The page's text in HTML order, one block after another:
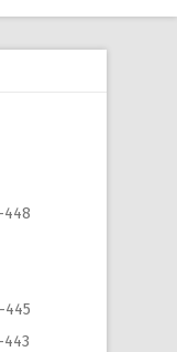
448
445